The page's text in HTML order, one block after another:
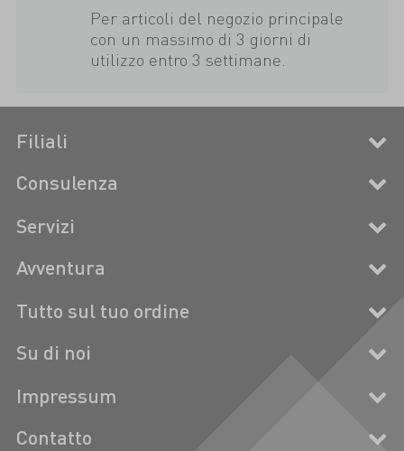
Per articoli del negozio principale
con un massimo di 3 giorni di
utilizzo entro 3 settimane.
Filiali
Consulenza
Servizi
Avventura
Tutto sul tuo ordine
Su di noi
Impressum
Contatto